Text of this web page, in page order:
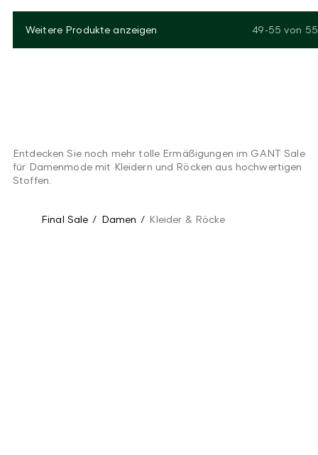
Weitere Produkte anzeigen 49-55 von 55
Entdecken Sie noch mehr tolle Ermäßigungen im GANT Sale
für Damenmode mit Kleidern und Röcken aus hochwertigen
Stoffen.
Final Sale / Damen / Kleider & Röcke